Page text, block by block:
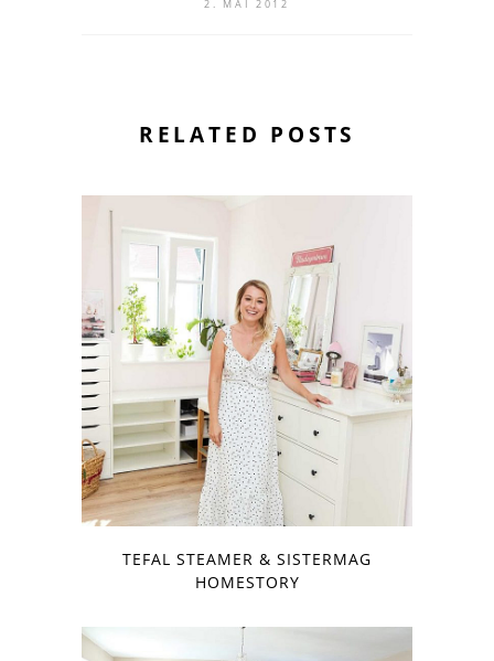
2. MAI 2012
RELATED POSTS
TEFAL STEAMER & SISTERMAG
HOMESTORY